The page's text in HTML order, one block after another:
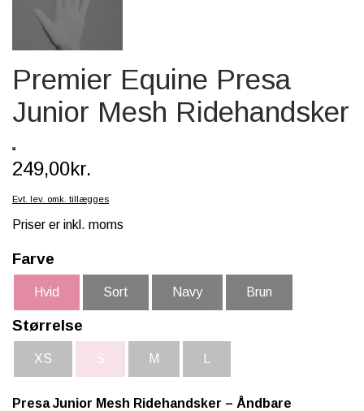
SKOLE, KREA & TILBEHØR
TASKER & PUNGE
SJOVE HESTE TING
Premier Equine Presa
Junior Mesh Ridehandsker
249,00kr.
Evt. lev. omk. tillægges
Priser er inkl. moms
Farve
Hvid Sort Navy Brun
Størrelse
XS S M
Presa Junior Mesh Ridehandsker – Åndbare